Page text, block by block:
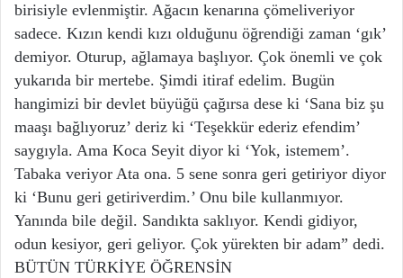
birisiyle evlenmiştir. Ağacın kenarına çömeliveriyor
sadece. Kızın kendi kızı olduğunu öğrendiği zaman ‘gık’
demiyor. Oturup, ağlamaya başlıyor. Çok önemli ve çok
yukarıda bir mertebe. Şimdi itiraf edelim. Bugün
hangimizi bir devlet büyüğü çağırsa dese ki ‘Sana biz şu
maaşı bağlıyoruz’ deriz ki ‘Teşekkür ederiz efendim’
saygıyla. Ama Koca Seyit diyor ki ‘Yok, istemem’.
Tabaka veriyor Ata ona. 5 sene sonra geri getiriyor diyor
ki ‘Bunu geri getiriverdim.’ Onu bile kullanmıyor.
Yanında bile değil. Sandıkta saklıyor. Kendi gidiyor,
odun kesiyor, geri geliyor. Çok yürekten bir adam” dedi.
BÜTÜN TÜRKİYE ÖĞRENSİN